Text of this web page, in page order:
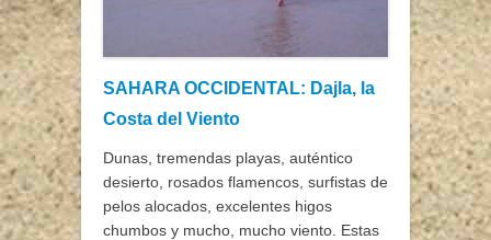
SAHARA OCCIDENTAL: Dajla, la
Costa del Viento
Dunas, tremendas playas, auténtico
desierto, rosados flamencos, surfistas de
pelos alocados, excelentes higos
chumbos y mucho, mucho viento. Estas